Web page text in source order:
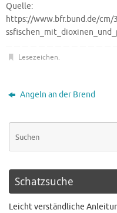
Quelle:
https://www.bfr.bund.de/
Lesezeichen.
Angeln an der Brend
Schatzsuche
Leicht verständliche